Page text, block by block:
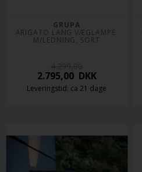
GRUPA
ARIGATO LANG VÆGLAMPE
M/LEDNING, SORT
2.795,00DKK
Leveringstid: ca 21 dage